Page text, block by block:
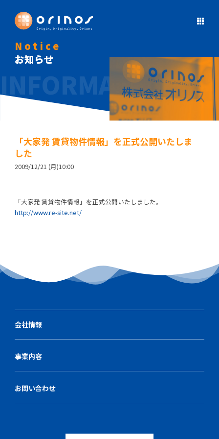
Notice
お知らせ
「大家発 賃貸物件情報」を正式公開いたしま
した
2009/12/21 (月)10:00
「大家発 賃貸物件情報」を正式公開いたしました。
http://www.re-site.net/
会社情報
事業内容
お問い合わせ